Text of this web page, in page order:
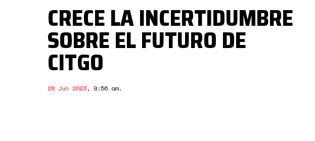
CRECE LA INCERTIDUMBRE
SOBRE EL FUTURO DE
CITGO
28 Jun 2023, 9:56 am.